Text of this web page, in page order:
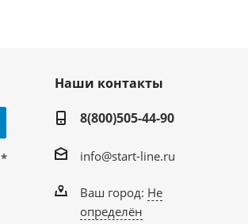
*
Наши контакты
8(800)505-44-90
info@start-line.ru
Ваш город: Не
определён